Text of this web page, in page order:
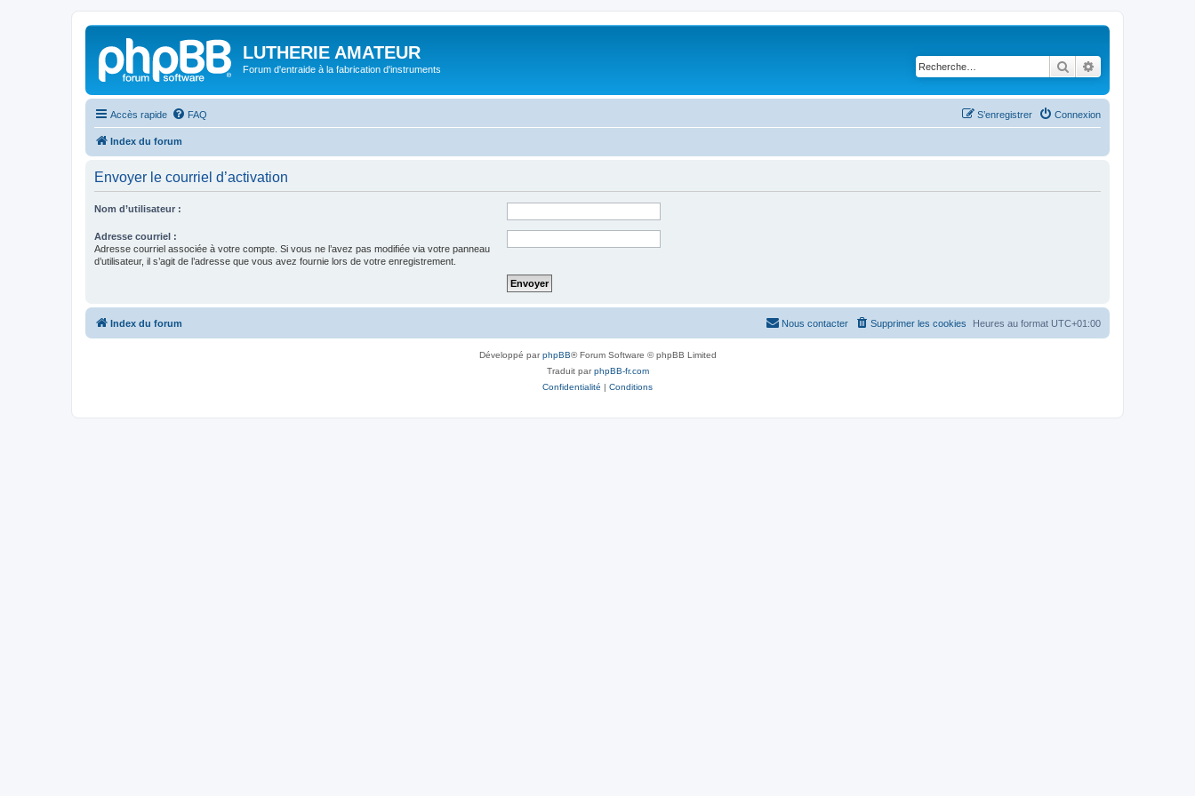
LUTHERIE AMATEUR
Forum d'entraide à la fabrication d'instruments Rechercher
Accès rapide FAQ Connexion
S’enregistrer
Index du forum
Envoyer le courriel d’activation
Nom d’utilisateur :
Adresse courriel :
Adresse courriel associée à votre compte. Si vous ne l’avez pas modifiée via votre panneau
d’utilisateur, il s’agit de l’adresse que vous avez fournie lors de votre enregistrement.
Index du forum Heures au format UTC+01:00
Supprimer les cookies
Nous contacter
Développé parphpBB® Forum Software © phpBB Limited
Traduit parphpBB-fr.com
Confidentialité | Conditions